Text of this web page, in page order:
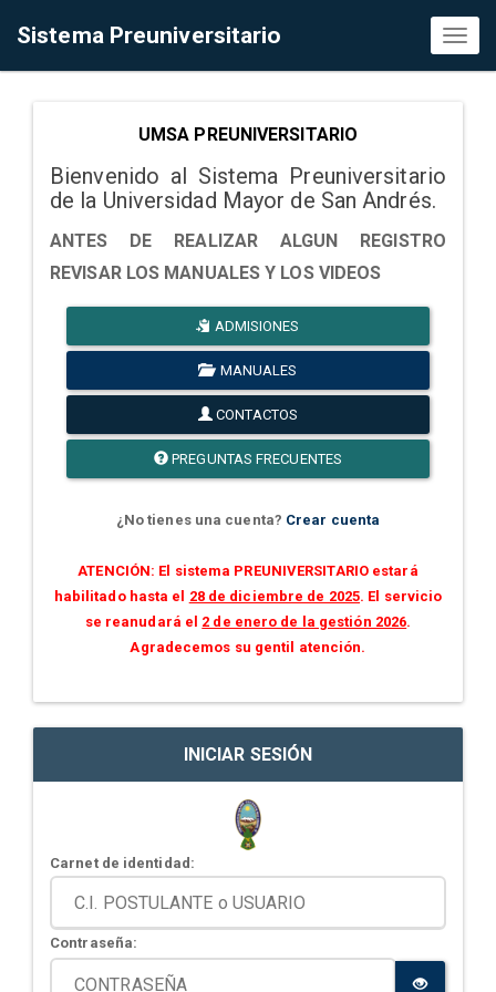
Sistema Preuniversitario
UMSA PREUNIVERSITARIO
Bienvenido al Sistema Preuniversitario
de la Universidad Mayor de San Andrés.
ANTES DE REALIZAR ALGUN REGISTRO
REVISAR LOS MANUALES Y LOS VIDEOS
ADMISIONES
MANUALES
CONTACTOS
PREGUNTAS FRECUENTES
¿No tienes una cuenta? Crear cuenta
ATENCIÓN: El sistema PREUNIVERSITARIO estará
habilitado hasta el 28 de diciembre de 2025. El servicio
se reanudará el 2 de enero de la gestión 2026.
Agradecemos su gentil atención.
INICIAR SESIÓN
Carnet de identidad:
Contraseña: